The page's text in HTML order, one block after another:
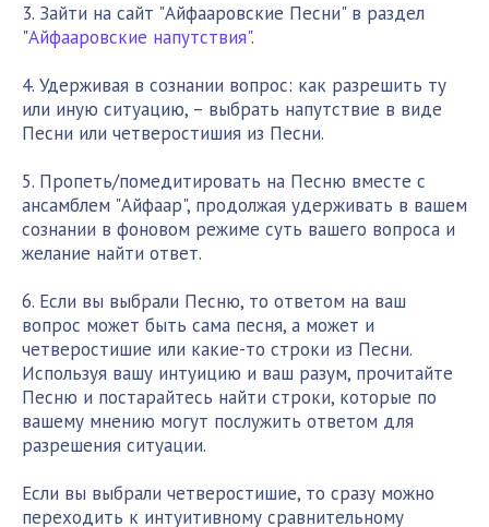
3. Зайти на сайт "Айфааровские Песни" в раздел
"Айфааровские напутствия".
4. Удерживая в сознании вопрос: как разрешить ту
или иную ситуацию, – выбрать напутствие в виде
Песни или четверостишия из Песни.
5. Пропеть/помедитировать на Песню вместе с
ансамблем "Айфаар", продолжая удерживать в вашем
сознании в фоновом режиме суть вашего вопроса и
желание найти ответ.
6. Если вы выбрали Песню, то ответом на ваш
вопрос может быть сама песня, а может и
четверостишие или какие-то строки из Песни.
Используя вашу интуицию и ваш разум, прочитайте
Песню и постарайтесь найти строки, которые по
вашему мнению могут послужить ответом для
разрешения ситуации.
Если вы выбрали четверостишие, то сразу можно
переходить к интуитивному сравнительному